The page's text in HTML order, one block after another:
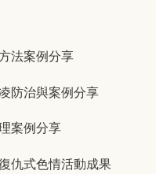
法案例分享
防治與案例分享
案例分享
仇式色情活動成果